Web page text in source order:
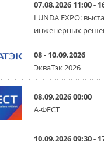
партнёрство за
Президент Омского
Москве Михаил
Омск с трёхдневным
31 ИЮЛЯ 2026
Carrier
флагманский
19XR
Чиллер получил
работающую на
31 ИЮЛЯ 2026
Mitsubishi
07.08.2026 11:00 -
LUNDA EXPO:
инженерных
08 - 10.09.2026
ЭкваТэк 2026
08.09.2026 00:00
А-ФЕСТ
10.09.2026 09:30 -